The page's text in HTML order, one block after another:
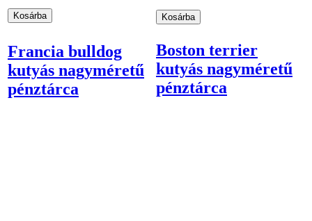
Francia bulldog
kutyás nagyméretű
pénztárca
Boston terrier
kutyás nagyméretű
pénztárca